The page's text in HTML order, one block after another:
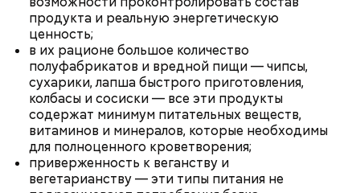
продукта и реальную энергетическую
ценность;
в их рационе большое количество
полуфабрикатов и вредной пищи — чипсы,
сухарики, лапша быстрого приготовления,
колбасы и сосиски — все эти продукты
содержат минимум питательных веществ,
витаминов и минералов, которые необходимы
для полноценного кроветворения;
приверженность к веганству и
вегетарианству — эти типы питания не
День малины со сливками отмечается в США в
честь вкусового сочетания этой ягоды со сливками.
В этот праздник люди едят не только малину со
сливками, но и другие десерты на основе этих
двух ингредиентов. Их можно купить в магазине
или сделать самостоятельно вместе со своими
родными и близкими.
— Кабачки нужно натереть длинными слайсами
(это можно сделать на специальной терке),
похожими на спагетти, и уложить в противень.
Дальше нужно добавить немного растительного
масла, соль, а сверху бросить хаотично
порезанную брынзу. Затем добавляются помидоры
черри или грунтовые, — рассказал шеф-повар.